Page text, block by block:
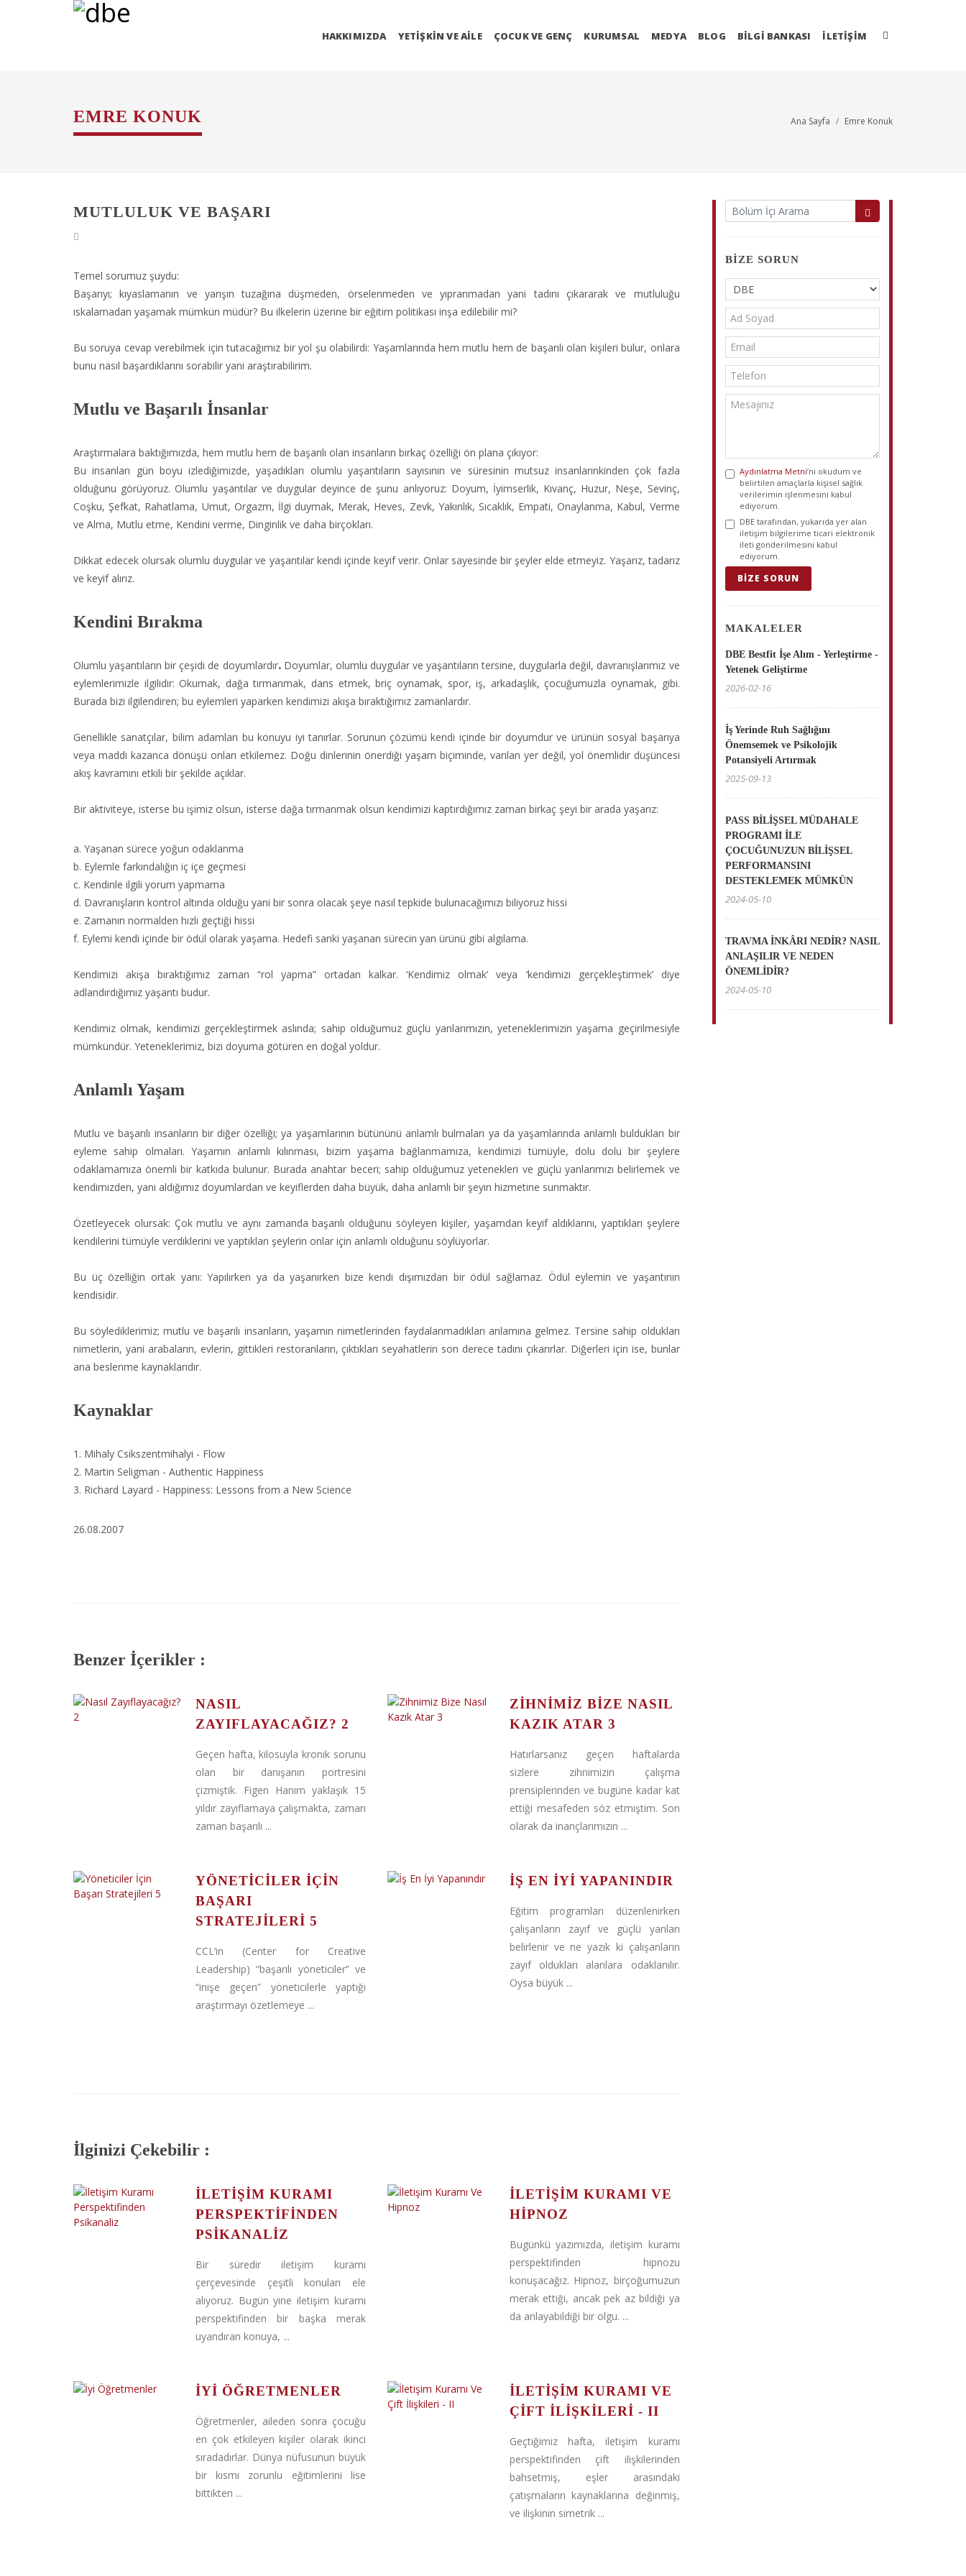
HAKKIMIZDA YETIŞKIN VE AILE ÇOCUK VE GENÇ KURUMSAL MEDYA BLOG BİLGİ BANKASI İLETIŞIM
EMRE KONUK Ana Sayfa Emre Konuk
MUTLULUK VE BAŞARI
Temel sorumuz şuydu:
Başarıyı; kıyaslamanın ve yarışın tuzağına düşmeden, örselenmeden ve yıpranmadan yani
tadını çıkararak ve mutluluğu
ıskalamadan yaşamak mümkün müdür? Bu ilkelerin üzerine bir eğitim politikası inşa edilebilir mi?
Bu soruya cevap verebilmek için tutacağımız bir yol şu olabilirdi: Yaşamlarında hem mutlu hem de başarılı olan kişileri bulur, onlara
bunu nasıl başardıklarını sorabilir yani araştırabilirim.
Mutlu ve Başarılı İnsanlar
Araştırmalara baktığımızda, hem mutlu hem de başarılı olan insanların birkaç özelliği ön plana çıkıyor:
Bu insanları gün boyu izlediğimizde, yaşadıkları olumlu yaşantıların sayısının ve süresinin mutsuz insanlarınkinden çok fazla
olduğunu görüyoruz. Olumlu yaşantılar ve duygular deyince de şunu anlıyoruz: Doyum, İyimserlik, Kıvanç, Huzur, Neşe, Sevinç,
Coşku, Şefkat, Rahatlama, Umut, Orgazm, İlgi duymak, Merak, Heves, Zevk, Yakınlık, Sıcaklık, Empati, Onaylanma, Kabul, Verme
ve Alma, Mutlu etme, Kendini verme, Dinginlik ve daha birçokları.
Dikkat edecek olursak olumlu duygular ve yaşantılar kendi içinde keyif verir. Onlar sayesinde bir şeyler elde etmeyiz. Yaşarız, tadarız
ve keyif alırız.
Kendini Bırakma
Olumlu yaşantıların bir çeşidi de doyumlardır.Doyumlar, olumlu duygular ve yaşantıların tersine, duygularla değil, davranışlarımız ve
eylemlerimizle ilgilidir: Okumak, dağa tırmanmak, dans etmek, briç oynamak, spor, iş, arkadaşlık, çocuğumuzla oynamak, gibi.
Burada bizi ilgilendiren; bu eylemleri yaparken kendimizi akışa bıraktığımız zamanlardır.
Genellikle sanatçılar, bilim adamları bu konuyu iyi tanırlar. Sorunun çözümü kendi içinde bir doyumdur ve ürünün sosyal başarıya
veya maddi kazanca dönüşü onları etkilemez. Doğu dinlerinin önerdiği yaşam biçiminde, varılan yer değil, yol önemlidir düşüncesi
akış kavramını etkili bir şekilde açıklar.
Bir aktiviteye, isterse bu işimiz olsun, isterse dağa tırmanmak olsun kendimizi kaptırdığımız zaman birkaç şeyi bir arada yaşarız:
a. Yaşanan sürece yoğun odaklanma
b. Eylemle farkındalığın iç içe geçmesi
c. Kendinle ilgili yorum yapmama
d. Davranışların kontrol altında olduğu yani bir sonra olacak şeye nasıl tepkide bulunacağımızı biliyoruz hissi
e. Zamanın normalden hızlı geçtiği hissi
f. Eylemi kendi içinde bir ödül olarak yaşama. Hedefi sanki yaşanan sürecin yan ürünü gibi algılama.
Kendimizi akışa bıraktığımız zaman “rol yapma” ortadan kalkar. ‘Kendimiz olmak’ veya ‘kendimizi gerçekleştirmek’ diye
adlandırdığımız yaşantı budur.
Kendimiz olmak, kendimizi gerçekleştirmek aslında; sahip olduğumuz güçlü yanlarımızın, yeteneklerimizin yaşama geçirilmesiyle
mümkündür. Yeteneklerimiz, bizi doyuma götüren en doğal yoldur.
Anlamlı Yaşam
Mutlu ve başarılı insanların bir diğer özelliği; ya yaşamlarının bütününü anlamlı bulmaları ya da yaşamlarında anlamlı buldukları bir
eyleme sahip olmaları. Yaşamın anlamlı kılınması, bizim yaşama bağlanmamıza, kendimizi tümüyle, dolu dolu bir şeylere
odaklamamıza önemli bir katkıda bulunur. Burada anahtar beceri; sahip olduğumuz yetenekleri ve güçlü yanlarımızı belirlemek ve
kendimizden, yani aldığımız doyumlardan ve keyiflerden daha büyük, daha anlamlı bir şeyin hizmetine sunmaktır.
Özetleyecek olursak: Çok mutlu ve aynı zamanda başarılı olduğunu söyleyen kişiler, yaşamdan keyif aldıklarını, yaptıkları şeylere
kendilerini tümüyle verdiklerini ve yaptıkları şeylerin onlar için anlamlı olduğunu söylüyorlar.
Bu üç özelliğin ortak yanı: Yapılırken ya da yaşanırken bize kendi dışımızdan bir ödül sağlamaz. Ödül eylemin ve yaşantının
kendisidir.
Bu söylediklerimiz; mutlu ve başarılı insanların, yaşamın nimetlerinden faydalanmadıkları anlamına gelmez. Tersine sahip oldukları
nimetlerin, yani arabaların, evlerin, gittikleri restoranların, çıktıkları seyahatlerin son derece tadını çıkarırlar. Diğerleri için ise, bunlar
ana beslenme kaynaklarıdır.
Kaynaklar
1. Mihaly Csikszentmihalyi - Flow
2. Martin Seligman - Authentic Happiness
3. Richard Layard - Happiness: Lessons from a New Science
26.08.2007
Benzer İçerikler :
NASIL
ZAYIFLAYACAĞIZ? 2
Geçen hafta, kilosuyla kronik sorunu
olan bir danışanın portresini
çizmiştik. Figen Hanım yaklaşık 15
yıldır zayıflamaya çalışmakta, zaman
zaman başarılı ...
ZIHNIMIZ BIZE NASIL
KAZIK ATAR 3
Hatırlarsanız geçen haftalarda
sizlere zihnimizin çalışma
prensiplerinden ve bugüne kadar kat
ettiği mesafeden söz etmiştim. Son
olarak da inançlarımızın ...
YÖNETICILER İÇIN
BAŞARI
STRATEJILERI 5
CCL’in (Center for Creative
Leadership) “başarılı yöneticiler” ve
“inişe geçen” yöneticilerle yaptığı
araştırmayı özetlemeye ...
İŞ EN İYI YAPANINDIR
Eğitim programları düzenlenirken
çalışanların zayıf ve güçlü yanları
belirlenir ve ne yazık ki çalışanların
zayıf oldukları alanlara odaklanılır.
Oysa büyük ...
İlginizi Çekebilir :
İLETIŞIM KURAMI
PERSPEKTIFINDEN
PSIKANALIZ
Bir süredir iletişim kuramı
çerçevesinde çeşitli konuları ele
alıyoruz. Bugün yine iletişim kuramı
perspektifinden bir başka merak
uyandıran konuya, ...
İLETIŞIM KURAMI VE
HIPNOZ
Bugünkü yazımızda, iletişim kuramı
perspektifinden hipnozu
konuşacağız. Hipnoz, birçoğumuzun
merak ettiği, ancak pek az bildiği ya
da anlayabildiği bir olgu. ...
İYI ÖĞRETMENLER
Öğretmenler, aileden sonra çocuğu
en çok etkileyen kişiler olarak ikinci
sıradadırlar. Dünya nüfusunun büyük
bir kısmı zorunlu eğitimlerini lise
bittikten ...
İLETIŞIM KURAMI VE
ÇIFT İLIŞKILERI - II
Geçtiğimiz hafta, iletişim kuramı
perspektifinden çift ilişkilerinden
bahsetmiş, eşler arasındaki
çatışmaların kaynaklarına değinmiş,
ve ilişkinin simetrik ...
BIZE SORUN
Aydınlatma Metni’ni okudum ve
belirtilen amaçlarla kişisel sağlık
verilerimin işlenmesini kabul
ediyorum.
DBE tarafından, yukarıda yer alan
iletişim bilgilerime ticari elektronik
ileti gönderilmesini kabul
ediyorum.
BIZE SORUN
MAKALELER
DBE Bestfit İşe Alım - Yerleştirme -
Yetenek Geliştirme
2026-02-16
İş Yerinde Ruh Sağlığını
Önemsemek ve Psikolojik
Potansiyeli Artırmak
2025-09-13
PASS BİLİŞSEL MÜDAHALE
PROGRAMI İLE
ÇOCUĞUNUZUN BİLİŞSEL
PERFORMANSINI
DESTEKLEMEK MÜMKÜN
2024-05-10
TRAVMA İNKÂRI NEDİR? NASIL
ANLAŞILIR VE NEDEN
ÖNEMLİDİR?
2024-05-10